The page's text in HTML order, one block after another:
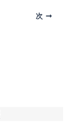
次